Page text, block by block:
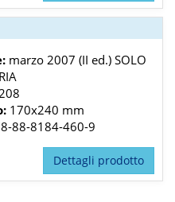
marzo 2007 (II ed.) SOLO
208
170x240 mm
88-8184-460-9
Dettagli prodotto